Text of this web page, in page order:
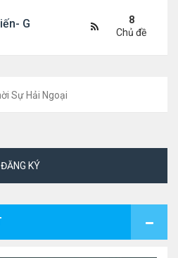
Góp Ý- Liên Lạc
8
Chủ đề
Sự Hải Ngoại
ĐĂNG KÝ